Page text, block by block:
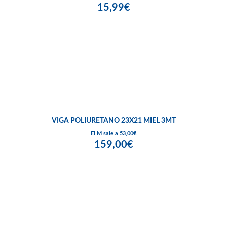
15,99€
VIGA POLIURETANO 23X21 MIEL 3MT
El M sale a 53,00€
159,00€